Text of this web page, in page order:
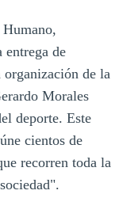
entrega de
organización de la
Morales
deporte. Este
cientos de
recorren toda la